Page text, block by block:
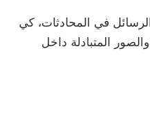
في المحادثات، كي
المتبادلة داخل